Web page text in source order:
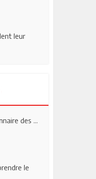
leur
des ...
le